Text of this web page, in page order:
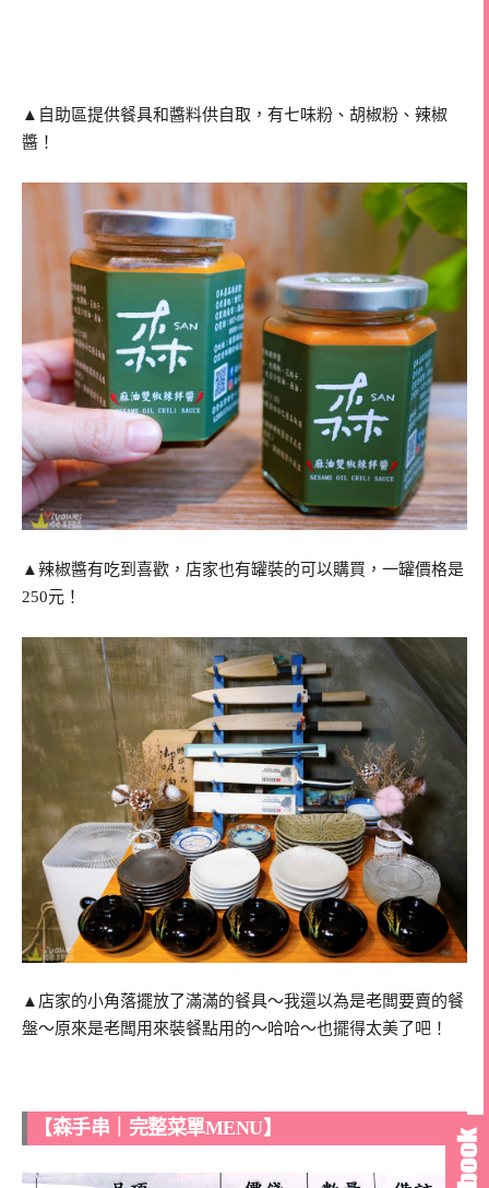
▲自助區提供餐具和醬料供自取，有七味粉、胡椒粉、辣椒
醬！
▲辣椒醬有吃到喜歡，店家也有罐裝的可以購買，一罐價格是
250元！
▲店家的小角落擺放了滿滿的餐具～我還以為是老闆要賣的餐
盤～原來是老闆用來裝餐點用的～哈哈～也擺得太美了吧！
【森手串｜完整菜單MENU】